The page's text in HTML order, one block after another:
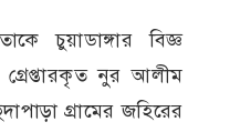
চুয়াডাঙ্গার বিজ্ঞ
নুর আলীম
গ্রামের জহিরের